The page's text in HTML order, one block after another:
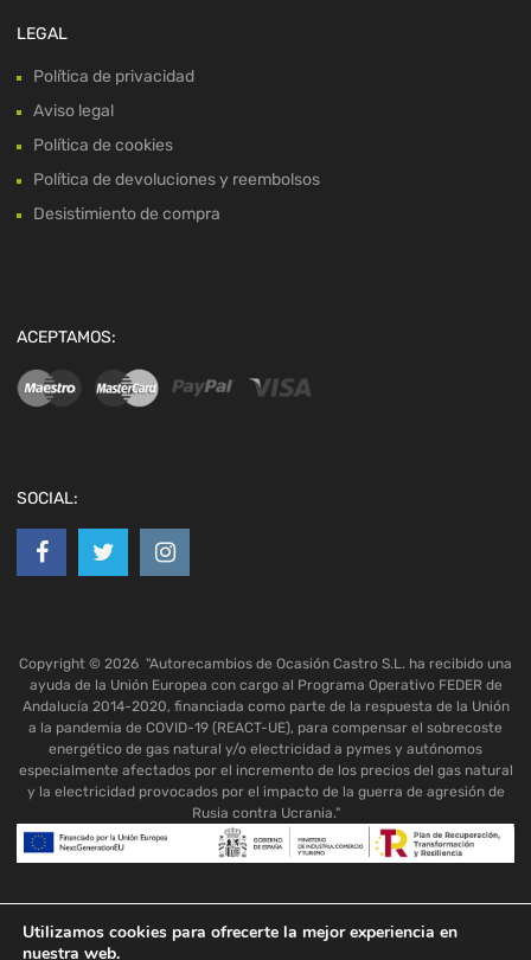
LEGAL
Política de privacidad
Aviso legal
Política de cookies
Política de devoluciones y reembolsos
Desistimiento de compra
ACEPTAMOS:
SOCIAL:
Copyright © 2026 "Autorecambios de Ocasión Castro S.L. ha recibido una
ayuda de la Unión Europea con cargo al Programa Operativo FEDER de
Andalucía 2014-2020, financiada como parte de la respuesta de la Unión
a la pandemia de COVID-19 (REACT-UE), para compensar el sobrecoste
energético de gas natural y/o electricidad a pymes y autónomos
especialmente afectados por el incremento de los precios del gas natural
y la electricidad provocados por el impacto de la guerra de agresión de
Rusia contra Ucrania."
Utilizamos cookies para ofrecerte la mejor experiencia en
nuestra web.